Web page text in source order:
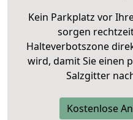
Kein Parkplatz vor
sorgen
Halteverbotszone
wird, damit Sie einen
Salzgitter
Kostenlose